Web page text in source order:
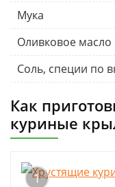
Мука
Оливковое масло
Соль, специи по
Как
куриные
1